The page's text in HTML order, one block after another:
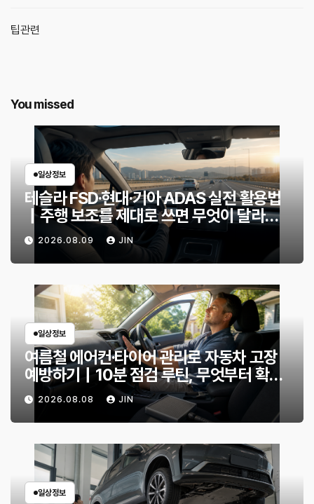
팁관련
You missed
일상정보
테슬라 FSD·현대·기아 ADAS 실전 활용법
｜주행 보조를 제대로 쓰면 무엇이 달라질
까?2026.08.09 JIN
일상정보
여름철 에어컨·타이어 관리로 자동차 고장
예방하기｜10분 점검 루틴, 무엇부터 확인
할까?
2026.08.08 JIN
일상정보